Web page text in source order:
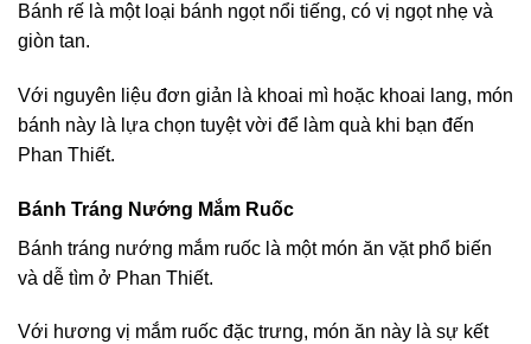
Bánh rế là một loại bánh ngọt nổi tiếng, có vị ngọt nhẹ và
giòn tan.
Với nguyên liệu đơn giản là khoai mì hoặc khoai lang, món
bánh này là lựa chọn tuyệt vời để làm quà khi bạn đến
Phan Thiết.
Bánh Tráng Nướng Mắm Ruốc
Bánh tráng nướng mắm ruốc là một món ăn vặt phổ biến
và dễ tìm ở Phan Thiết.
Với hương vị mắm ruốc đặc trưng, món ăn này là sự kết